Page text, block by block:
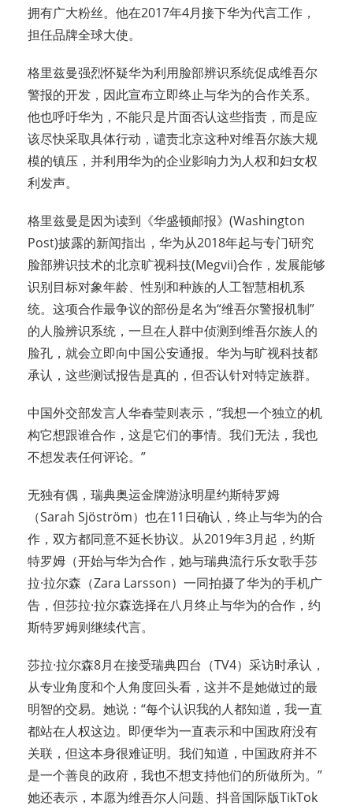
拥有广大粉丝。他在2017年4月接下华为代言工作，
担任品牌全球大使。
格里兹曼强烈怀疑华为利用脸部辨识系统促成维吾尔
警报的开发，因此宣布立即终止与华为的合作关系。
他也呼吁华为，不能只是片面否认这些指责，而是应
该尽快采取具体行动，谴责北京这种对维吾尔族大规
模的镇压，并利用华为的企业影响力为人权和妇女权
利发声。
格里兹曼是因为读到《华盛顿邮报》(Washington
Post)披露的新闻指出，华为从2018年起与专门研究
脸部辨识技术的北京旷视科技(Megvii)合作，发展能够
识别目标对象年龄、性别和种族的人工智慧相机系
统。这项合作最争议的部份是名为“维吾尔警报机制”
的人脸辨识系统，一旦在人群中侦测到维吾尔族人的
脸孔，就会立即向中国公安通报。华为与旷视科技都
承认，这些测试报告是真的，但否认针对特定族群。
中国外交部发言人华春莹则表示，“我想一个独立的机
构它想跟谁合作，这是它们的事情。我们无法，我也
不想发表任何评论。”
无独有偶，瑞典奥运金牌游泳明星约斯特罗姆
（Sarah Sjöström）也在11日确认，终止与华为的合
作，双方都同意不延长协议。从2019年3月起，约斯
特罗姆（开始与华为合作，她与瑞典流行乐女歌手莎
拉·拉尔森（Zara Larsson）一同拍摄了华为的手机广
告，但莎拉·拉尔森选择在八月终止与华为的合作，约
斯特罗姆则继续代言。
莎拉·拉尔森8月在接受瑞典四台（TV4）采访时承认，
从专业角度和个人角度回头看，这并不是她做过的最
明智的交易。她说：“每个认识我的人都知道，我一直
都站在人权这边。即便华为一直表示和中国政府没有
关联，但这本身很难证明。我们知道，中国政府并不
是一个善良的政府，我也不想支持他们的所做所为。”
她还表示，本愿为维吾尔人问题、抖音国际版TikTok